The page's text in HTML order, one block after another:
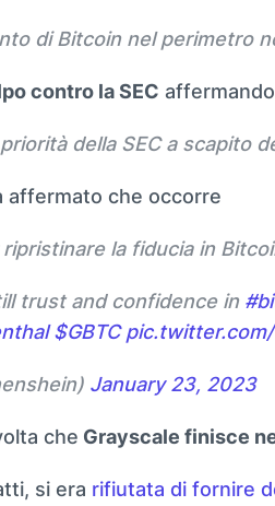
di Bitcoin nel perimetro
contro la SEC
della SEC a scapito
affermato che occorre
la fiducia in
trust and confidence in
$GBTC pic.twitter.com/
January 23, 2023
che Grayscale finisce
si era rifiutata di fornire